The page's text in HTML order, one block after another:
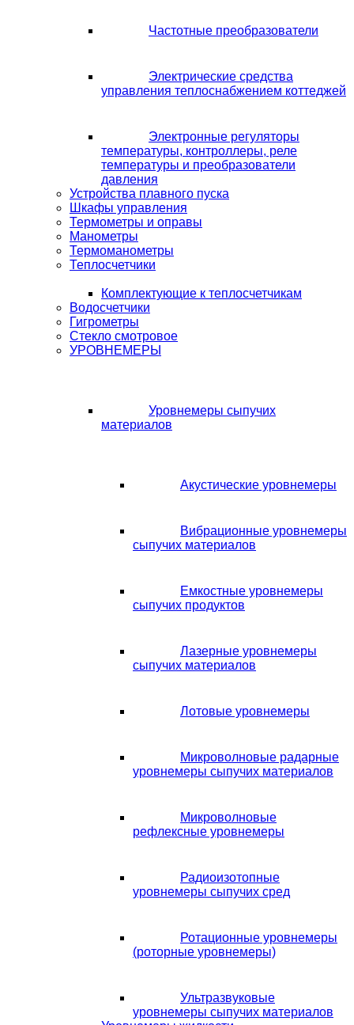
Частотные преобразователи
Электрические средства
управления теплоснабжением коттеджей
Электронные регуляторы
температуры, контроллеры, реле
температуры и преобразователи
давления
Устройства плавного пуска
Шкафы управления
Термометры и оправы
Манометры
Термоманометры
Теплосчетчики
Комплектующие к теплосчетчикам
Водосчетчики
Гигрометры
Стекло смотровое
УРОВНЕМЕРЫ
Уровнемеры сыпучих
материалов
Акустические уровнемеры
Вибрационные уровнемеры
сыпучих материалов
Емкостные уровнемеры
сыпучих продуктов
Лазерные уровнемеры
сыпучих материалов
Лотовые уровнемеры
Микроволновые радарные
уровнемеры сыпучих материалов
Микроволновые
рефлексные уровнемеры
Радиоизотопные
уровнемеры сыпучих сред
Ротационные уровнемеры
(роторные уровнемеры)
Ультразвуковые
уровнемеры сыпучих материалов